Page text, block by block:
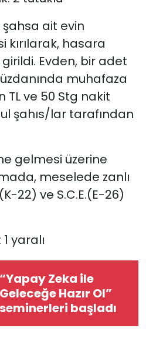
şahsa ait evin
kırılarak, hasara
Evden, bir adet
muhafaza
ve 50 Stg nakit
şahıs/lar tarafından
gelmesi üzerine
meselede zanlı
22) ve S.C.E.(E-26)
yaralı
“Yapay Zeka ile
Geleceğe Hazır Ol”
seminerleri başladı